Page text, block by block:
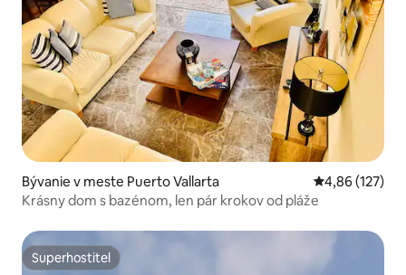
Bývanie v meste Puerto Vallarta Priemerné
4,86 (127)
Krásny dom s bazénom, len pár krokov od pláže
Superhostiteľ
Superhostiteľ